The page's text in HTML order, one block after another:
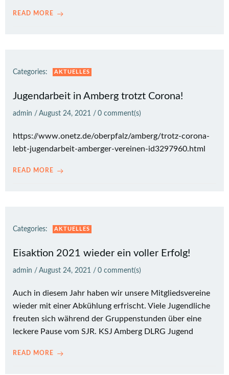
READ MORE
Categories: AKTUELLES
Jugendarbeit in Amberg trotzt Corona!
admin / August 24, 2021 / 0 comment(s)
https://www.onetz.de/oberpfalz/amberg/trotz-corona-
lebt-jugendarbeit-amberger-vereinen-id3297960.html
READ MORE
Categories: AKTUELLES
Eisaktion 2021 wieder ein voller Erfolg!
admin / August 24, 2021 / 0 comment(s)
Auch in diesem Jahr haben wir unsere Mitgliedsvereine
wieder mit einer Abkühlung erfrischt. Viele Jugendliche
freuten sich während der Gruppenstunden über eine
leckere Pause vom SJR. KSJ Amberg DLRG Jugend
READ MORE